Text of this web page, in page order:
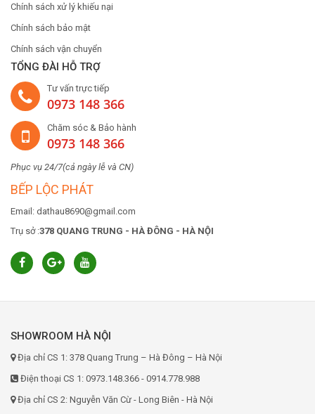
Chính sách xử lý khiếu nại
Chính sách bảo mật
Chính sách vận chuyển
TỔNG ĐÀI HỖ TRỢ
Tư vấn trực tiếp
0973 148 366
Chăm sóc & Bảo hành
0973 148 366
Phục vụ 24/7(cả ngày lễ và CN)
BẾP LỘC PHÁT
Email: dathau8690@gmail.com
Trụ sở :378 QUANG TRUNG - HÀ ĐÔNG - HÀ NỘI
SHOWROOM HÀ NỘI
Địa chỉ CS 1: 378 Quang Trung – Hà Đông – Hà Nội
Điện thoại CS 1: 0973.148.366 - 0914.778.988
Địa chỉ CS 2: Nguyễn Văn Cừ - Long Biên - Hà Nội